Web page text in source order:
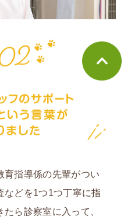
育指導係の先輩がつい
などを1つ1つ丁寧に指
ら診察室に入って、